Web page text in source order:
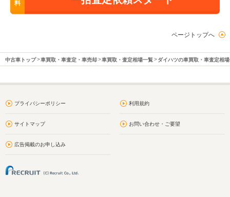
料
ページトップへ
中古車トップ 車買取・車査定・車売却 車買取・査定相場一覧 ダイハツの車買取・車査定相
プライバシーポリシー 利用規約
サイトマップ お問い合わせ・ご要望
広告掲載のお申し込み